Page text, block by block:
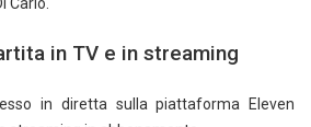
Carlo.
in TV e in streaming
in diretta sulla piattaforma Eleven